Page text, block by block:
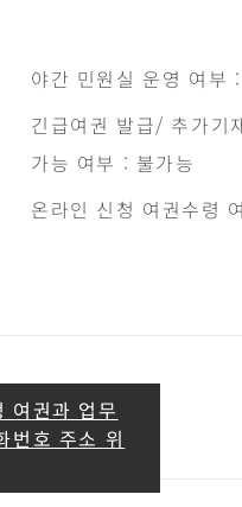
야간 민원실 운영 여부
긴급여권 발급/ 추가기
가능 여부 : 불가능
온라인 신청 여권수령
여권과 업무
번호 주소 위